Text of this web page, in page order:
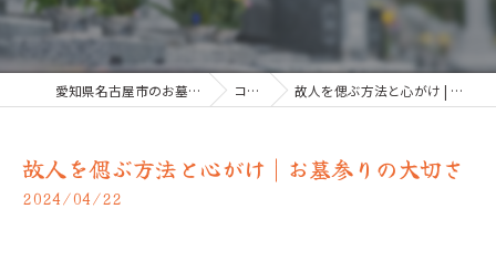
愛知県名古屋市のお墓なら彫刻本舗 コラム 故人を偲ぶ方法と心がけ | お墓参りの大切さ
故人を偲ぶ方法と心がけ | お墓参りの大切さ
2024/04/22